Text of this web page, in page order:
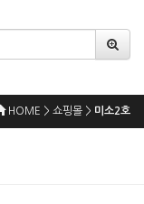
HOME > 쇼핑몰 > 미소2호